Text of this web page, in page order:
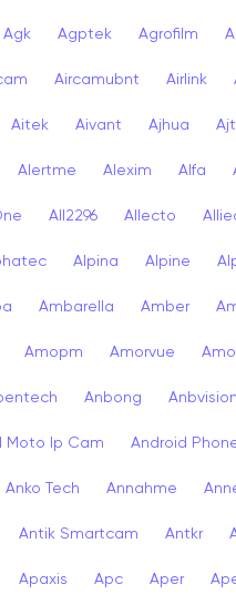
Agk Agptek Agrofilm
Aircamubnt Airlink
Aitek Aivant Ajhua Ajt
Alertme Alexim Alfa
All2296 Allecto
Alpina Alpine
Ambarella Amber
Amopm Amorvue
Anbong Anbvision
Moto Ip Cam Android
Anko Tech Annahme
Antik Smartcam Antkr
Apaxis Apc Aper